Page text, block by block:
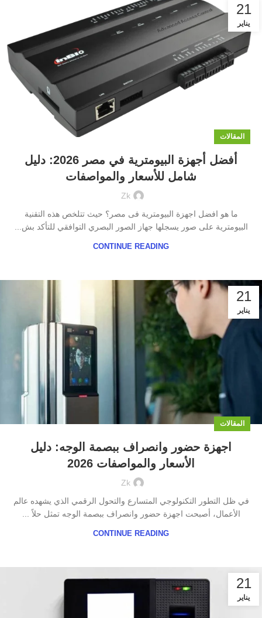
21
يناير
المقالات
أفضل أجهزة البيومترية في مصر 2026: دليل
شامل للأسعار والمواصفات
Zk
ما هو افضل اجهزة البيومترية فى مصر؟ حيث تتلخص هذه التقنية
البيومترية على صور يسجلها جهاز الصور البصري التوافقي للتأكد بش...
CONTINUE READING
21
يناير
المقالات
اجهزة حضور وانصراف ببصمة الوجه: دليل
الأسعار والمواصفات 2026
Zk
في ظل التطور التكنولوجي المتسارع والتحول الرقمي الذي يشهده عالم
الأعمال، أصبحت اجهزة حضور وانصراف ببصمة الوجه تمثل حلاً ...
CONTINUE READING
21
يناير